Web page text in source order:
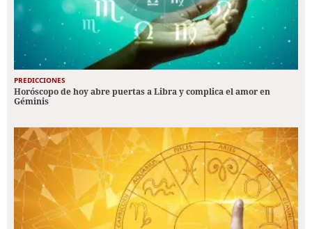
PREDICCIONES
Horóscopo de hoy abre puertas a Libra y complica el amor en
Géminis